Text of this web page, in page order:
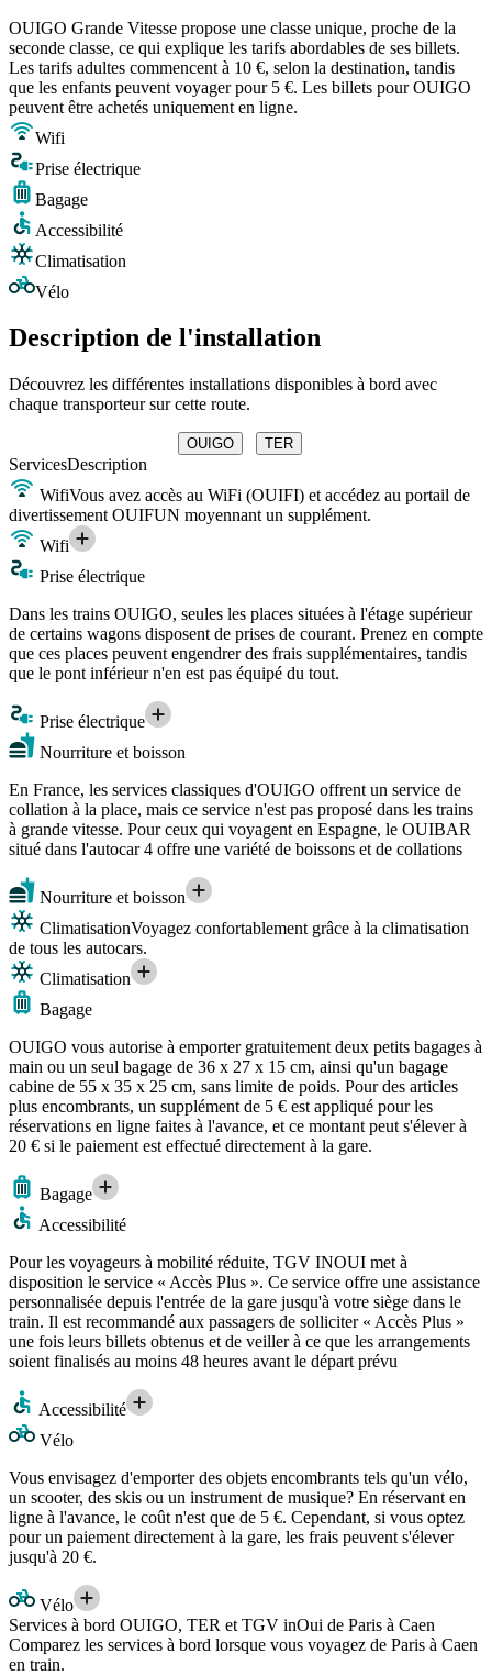
OUIGO Grande Vitesse propose une classe unique, proche de la
seconde classe, ce qui explique les tarifs abordables de ses billets.
Les tarifs adultes commencent à 10 €, selon la destination, tandis
que les enfants peuvent voyager pour 5 €. Les billets pour OUIGO
peuvent être achetés uniquement en ligne.
Wifi
Prise électrique
Bagage
Accessibilité
Climatisation
Vélo
Description de l'installation
Découvrez les différentes installations disponibles à bord avec
chaque transporteur sur cette route.
OUIGO TER
ServicesDescription
WifiVous avez accès au WiFi (OUIFI) et accédez au portail de
divertissement OUIFUN moyennant un supplément.
Wifi
Prise électrique
Dans les trains OUIGO, seules les places situées à l'étage supérieur
de certains wagons disposent de prises de courant. Prenez en compte
que ces places peuvent engendrer des frais supplémentaires, tandis
que le pont inférieur n'en est pas équipé du tout.
Prise électrique
Nourriture et boisson
En France, les services classiques d'OUIGO offrent un service de
collation à la place, mais ce service n'est pas proposé dans les trains
à grande vitesse. Pour ceux qui voyagent en Espagne, le OUIBAR
situé dans l'autocar 4 offre une variété de boissons et de collations
Nourriture et boisson
ClimatisationVoyagez confortablement grâce à la climatisation
de tous les autocars.
Climatisation
Bagage
OUIGO vous autorise à emporter gratuitement deux petits bagages à
main ou un seul bagage de 36 x 27 x 15 cm, ainsi qu'un bagage
cabine de 55 x 35 x 25 cm, sans limite de poids. Pour des articles
plus encombrants, un supplément de 5 € est appliqué pour les
réservations en ligne faites à l'avance, et ce montant peut s'élever à
20 € si le paiement est effectué directement à la gare.
Bagage
Accessibilité
Pour les voyageurs à mobilité réduite, TGV INOUI met à
disposition le service « Accès Plus ». Ce service offre une assistance
personnalisée depuis l'entrée de la gare jusqu'à votre siège dans le
train. Il est recommandé aux passagers de solliciter « Accès Plus »
une fois leurs billets obtenus et de veiller à ce que les arrangements
soient finalisés au moins 48 heures avant le départ prévu
Accessibilité
Vélo
Vous envisagez d'emporter des objets encombrants tels qu'un vélo,
un scooter, des skis ou un instrument de musique? En réservant en
ligne à l'avance, le coût n'est que de 5 €. Cependant, si vous optez
pour un paiement directement à la gare, les frais peuvent s'élever
jusqu'à 20 €.
Vélo
Services à bord OUIGO, TER et TGV inOui de Paris à Caen
Comparez les services à bord lorsque vous voyagez de Paris à Caen
en train.